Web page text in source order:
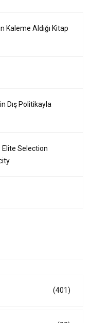
Kaleme Aldığı Kitap
Dış Politikayla
Selection
(401)